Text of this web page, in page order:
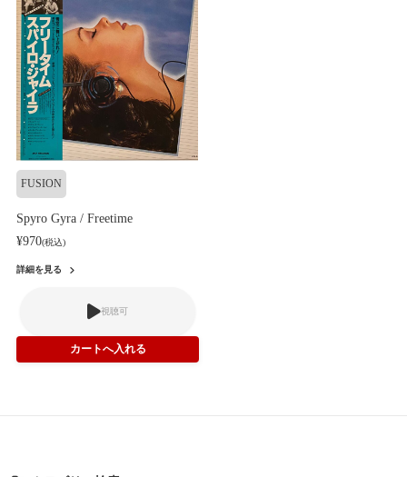
FUSION
Spyro Gyra / Freetime
¥970(税込)
詳細を見る
視聴可